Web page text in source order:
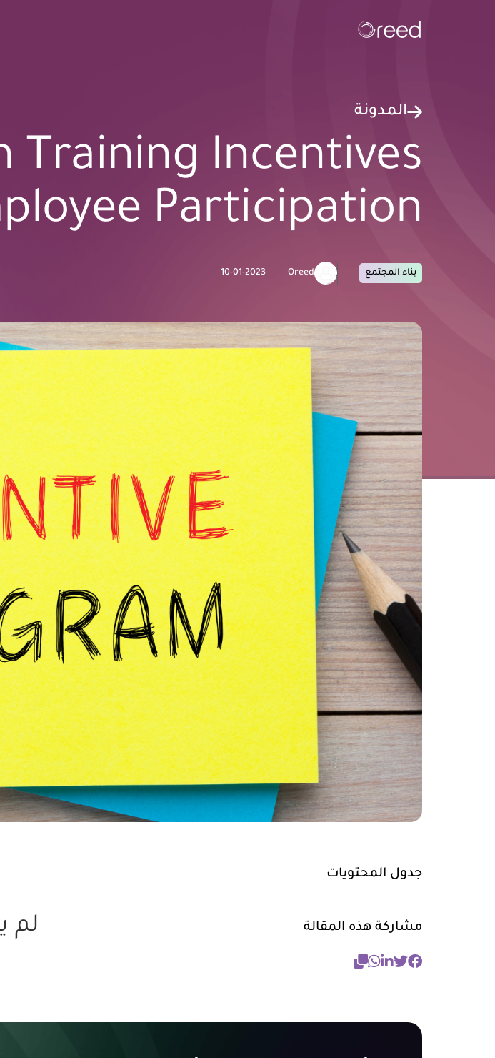
المدونة
Training Incentives
Participation
بناء المجتمع Oreed
10-01-2023
جدول المحتويات
مشاركة هذه المقالة لم